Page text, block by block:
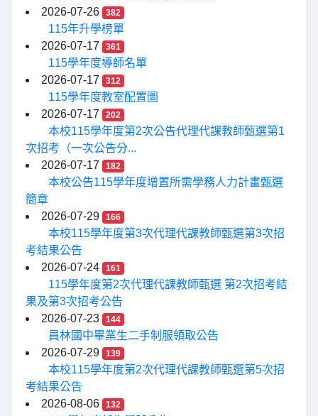
2026-07-26
382
115年升學榜單
2026-07-17
361
115學年度導師名單
2026-07-17
312
115學年度教室配置圖
2026-07-17
202
本校115學年度第2次公告代理代課教師甄選第1
次招考（一次公告分...
2026-07-17
182
本校公告115學年度增置所需學務人力計畫甄選
簡章
2026-07-29
166
本校115學年度第3次代理代課教師甄選第3次招
考結果公告
2026-07-24
161
115學年度第2次代理代課教師甄選 第2次招考結
果及第3次招考公告
2026-07-23
144
員林國中畢業生二手制服領取公告
2026-07-29
139
本校115學年度第2次代理代課教師甄選第5次招
考結果公告
2026-08-06
132